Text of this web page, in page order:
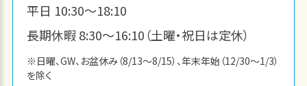
平日 10:30～18:10
長期休暇 8:30～16:10（土曜・祝日は定休）
※日曜、GW、お盆休み（8/13～8/15）、年末年始（12/30～1/3）
を除く